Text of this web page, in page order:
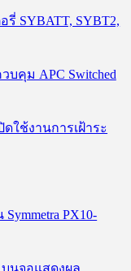
SYBATT, SYBT2,
คุม APC Switched
ใช้งานการเฝ้าระ
PX10-
นจอแสดงผล